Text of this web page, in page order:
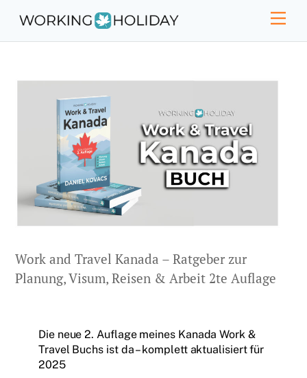
content
Work and Travel Kanada – Ratgeber zur
Planung, Visum, Reisen & Arbeit 2te Auflage
Die neue 2. Auflage meines Kanada Work &
Travel Buchs ist da – komplett aktualisiert für
2025